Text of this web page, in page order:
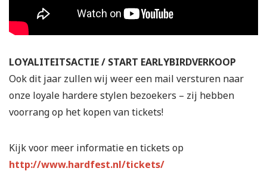
LOYALITEITSACTIE / START EARLYBIRDVERKOOP
Ook dit jaar zullen wij weer een mail versturen naar
onze loyale hardere stylen bezoekers – zij hebben
voorrang op het kopen van tickets!
Kijk voor meer informatie en tickets op
http://www.hardfest.nl/tickets/